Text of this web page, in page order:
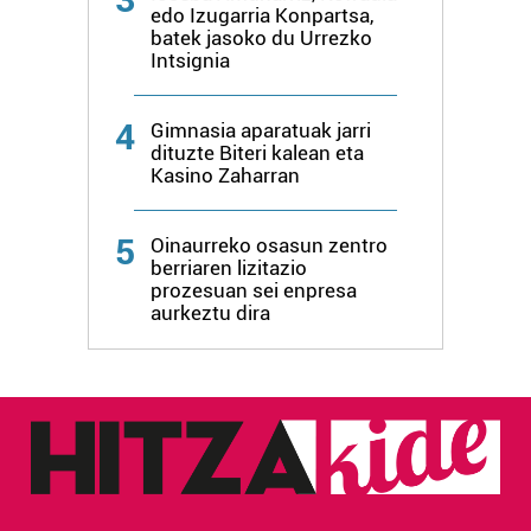
edo Izugarria Konpartsa,
batek jasoko du Urrezko
Intsignia
4
Gimnasia aparatuak jarri
dituzte Biteri kalean eta
Kasino Zaharran
5
Oinaurreko osasun zentro
berriaren lizitazio
prozesuan sei enpresa
aurkeztu dira